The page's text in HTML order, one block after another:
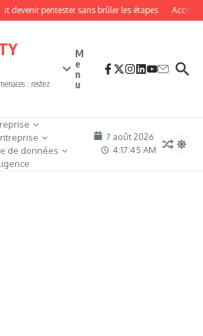
devenir pentester sans brûler les étapes Accès
: restez
M
e
n
u
de données
7 août 2026
4:17:46 AM